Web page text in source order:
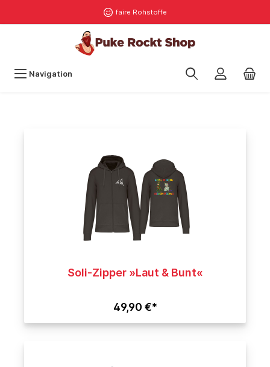
faire Rohstoffe
Navigation
Soli-Zipper »Laut & Bunt«
49,90 €*